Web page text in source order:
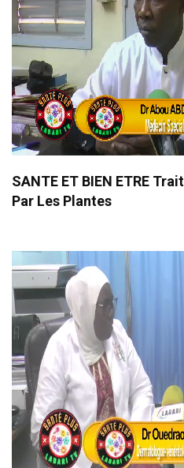
SANTE ET BIEN ETRE
Par Les Plantes